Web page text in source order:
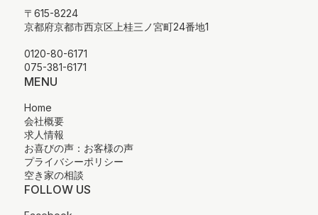
〒615-8224
京都府京都市西京区上桂三ノ宮町24番地1
0120-80-6171
075-381-6171
MENU
Home
会社概要
求人情報
お喜びの声：お客様の声
プライバシーポリシー
空き家の相談
FOLLOW US